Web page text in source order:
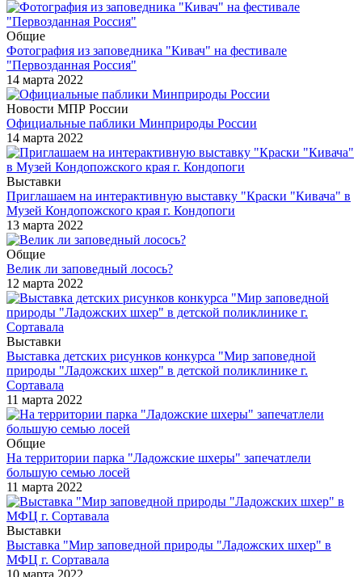
Общие
Фотография из заповедника "Кивач" на фестивале
"Первозданная Россия"
14 марта 2022
Новости МПР России
Официальные паблики Минприроды России
14 марта 2022
Выставки
Приглашаем на интерактивную выставку "Краски "Кивача" в
Музей Кондопожского края г. Кондопоги
13 марта 2022
Общие
Велик ли заповедный лосось?
12 марта 2022
Выставки
Выставка детских рисунков конкурса "Мир заповедной
природы "Ладожских шхер" в детской поликлинике г.
Сортавала
11 марта 2022
Общие
На территории парка "Ладожские шхеры" запечатлели
большую семью лосей
11 марта 2022
Выставки
Выставка "Мир заповедной природы "Ладожских шхер" в
МФЦ г. Сортавала
10 марта 2022